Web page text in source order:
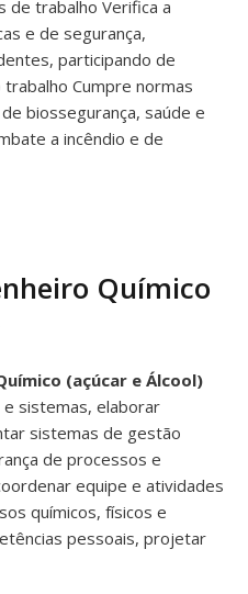
de trabalho Verifica a
e de segurança,
participando de
Cumpre normas
biossegurança, saúde e
a incêndio e de
Químico
(açúcar e Álcool)
sistemas, elaborar
sistemas de gestão
de processos e
equipe e atividades
químicos, físicos e
pessoais, projetar